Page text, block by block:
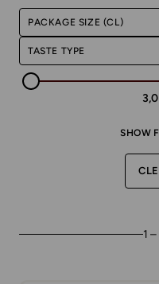
PACKAGE SIZE (CL)
TASTE TYPE
SHOW
1